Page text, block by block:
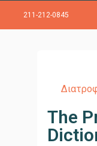
211-212-0845
The